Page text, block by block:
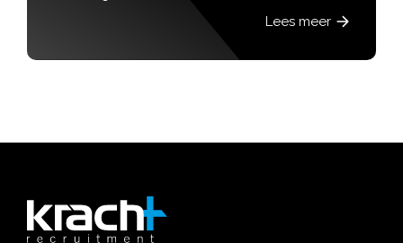
wel de stap